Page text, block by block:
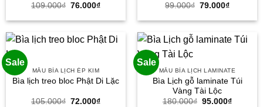
109.000₫ Giá
là:
76.000₫Giá
tại
76.000₫.
99.000₫ Giá
là:
79.000₫Giá
tại
79.000₫.
Sale
MẪU BÌA LỊCH ÉP KIM
Bìa lịch treo bloc Phật Di Lặc
105.000₫ Giá
72.000₫Giá
Sale
MẪU BÌA LỊCH LAMINATE
Bìa Lịch gỗ laminate Túi
Vàng Tài Lộc
180.000₫ Giá
95.000₫Giá